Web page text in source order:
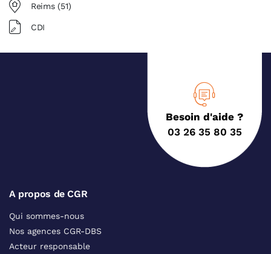
Reims (51)
CDI
Besoin d'aide ?
03 26 35 80 35
A propos de CGR
Qui sommes-nous
Nos agences CGR-DBS
Acteur responsable